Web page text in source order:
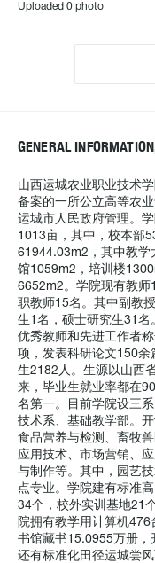
Uploaded 0 photo
GENERAL
山西运城农业职业技术
备案的一所公立高等农
运城市人民政府管理。
1013亩，其中，校本部
61944.03m2，其中教学
馆1059m2，培训楼
6652m2。学院现有教师
职教师15名。其中副教
生1名，硕士研究生31名
优秀教师和先进工作者
项，发表科研论文150余
生2182人。生源以山西
来，毕业生就业率都在
名第一。目前学院设三
技术系、基础教学部。
食品营养与检测、畜牧
应用技术、市场营销、
与制作等。其中，园艺
点专业。学院建有标准
34个，校外实训基地21
院拥有教学用计算机
书馆藏书15.0955万册，
还有标准化田径运城尝